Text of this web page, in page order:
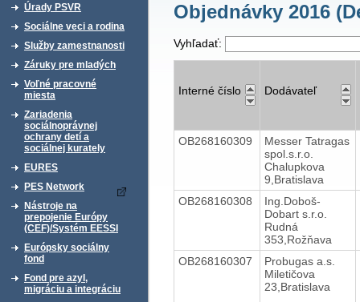
Úrady PSVR
Sociálne veci a rodina
Služby zamestnanosti
Záruky pre mladých
Voľné pracovné
miesta
Zariadenia
sociálnoprávnej
ochrany detí a
sociálnej kurately
EURES
PES Network
Nástroje na
prepojenie Európy
(CEF)/Systém EESSI
Európsky sociálny
fond
Fond pre azyl,
migráciu a integráciu
Objednávky 2016
Vyhľadať:
Interné číslo Dodávateľ
OB268160309
Messer Tatragas
spol.s.r.o.
Chalupkova
9,Bratislava
OB268160308
Ing.Doboš-
Dobart s.r.o.
Rudná
353,Rožňava
OB268160307
Probugas a.s.
Miletičova
23,Bratislava